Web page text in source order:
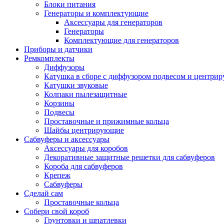
Блоки питания
Генераторы и комплектующие
Аксессуары для генераторов
Генераторы
Комплектующие для генераторов
Приборы и датчики
Ремкомплекты
Диффузоры
Катушка в сборе с диффузором подвесом и
Катушки звуковые
Колпаки пылезащитные
Корзины
Подвесы
Проставочные и прижимные кольца
Шайбы центрирующие
Сабвуферы и аксессуары
Аксессуары для коробов
Декоративные защитные решетки для сабвуферов
Короба для сабвуферов
Крепеж
Сабвуферы
Сделай сам
Проставочные кольца
Собери свой короб
Грунтовки и шпатлевки